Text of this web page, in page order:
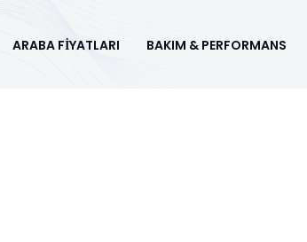
ARABA FİYATLARI BAKIM & PERFORMANS